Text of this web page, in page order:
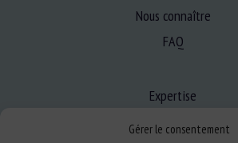
Gérer le consentement
Nous connaître
FAQ
Expertise
S’informer sur le BEA